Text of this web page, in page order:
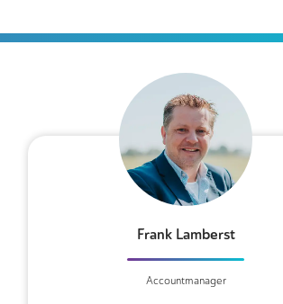
Frank Lamberst
Accountmanager